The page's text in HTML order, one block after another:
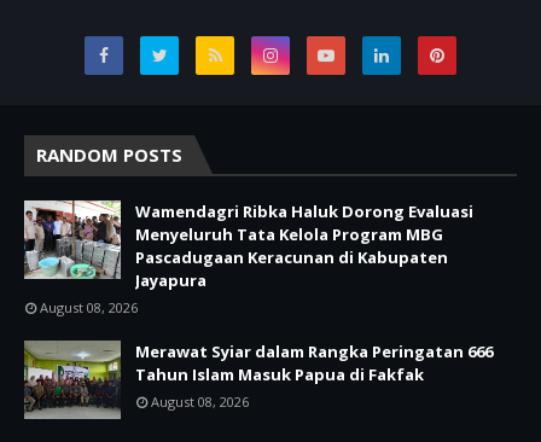
RANDOM POSTS
Wamendagri Ribka Haluk Dorong Evaluasi
Menyeluruh Tata Kelola Program MBG
Pascadugaan Keracunan di Kabupaten
Jayapura
August 08, 2026
Merawat Syiar dalam Rangka Peringatan 666
Tahun Islam Masuk Papua di Fakfak
August 08, 2026